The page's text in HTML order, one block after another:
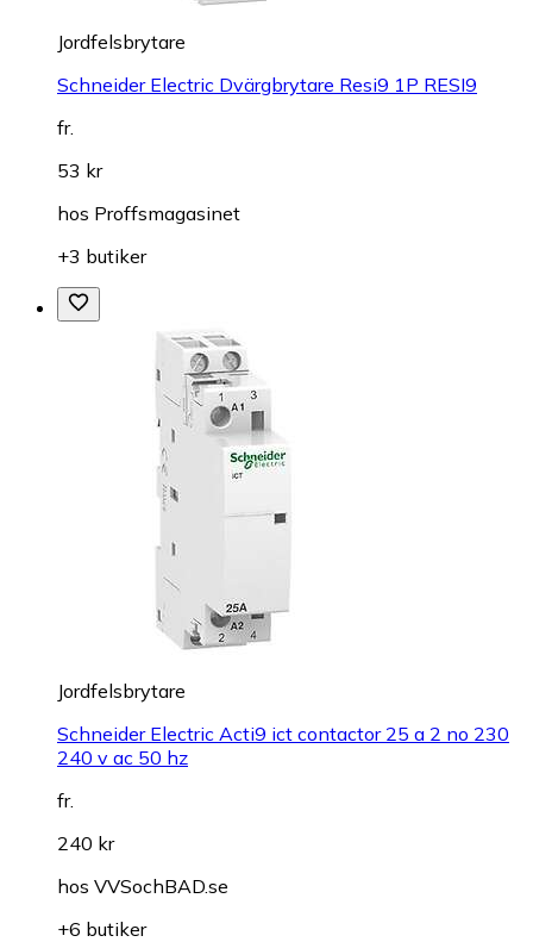
Jordfelsbrytare
Schneider Electric Dvärgbrytare Resi9 1P RESI9
fr.
53 kr
hos Proffsmagasinet
+3 butiker
Jordfelsbrytare
Schneider Electric Acti9 ict contactor 25 a 2 no 230
240 v ac 50 hz
fr.
240 kr
hos VVSochBAD.se
+6 butiker